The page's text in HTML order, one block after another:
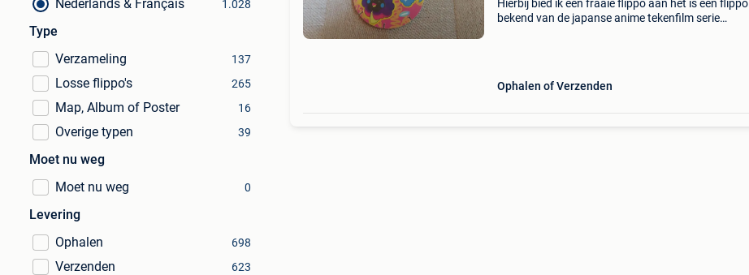
Nederlands & Français 1.028
Type
Verzameling
137
Losse flippo's 265
Map, Album of Poster 16
Overige typen 39
Moet nu weg
Moet nu weg
0
Levering
Ophalen
698
Verzenden 623
Hierbij bied ik een fraaie flippo aan het is een flippo
bekend van de japanse anime tekenfilm serie
Ophalen of Verzenden